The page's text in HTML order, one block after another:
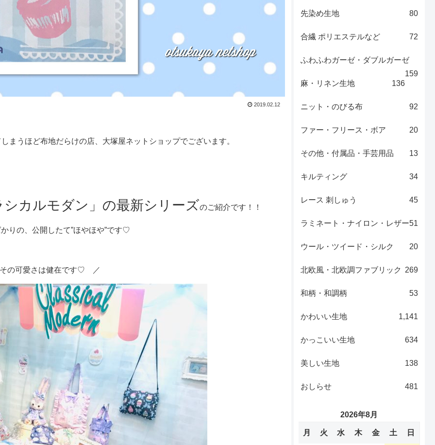
2019.02.12
まうほど布地だらけの店、大塚屋ネットショップでございます。
シカルモダン」の最新シリーズのご紹介です！！
りの、公開したて”ほやほや”です♡
の可愛さは健在です♡ ／
先染め生地 80
合繊 ポリエステルなど 72
ふわふわガーゼ・ダブルガーゼ
159
麻・リネン生地
136
ニット・のびる布 92
ファー・フリース・ボア 20
その他・付属品・手芸用品 13
キルティング 34
レース 刺しゅう 45
ラミネート・ナイロン・レザー51
ウール・ツイード・シルク 20
北欧風・北欧調ファブリック 269
和柄・和調柄 53
かわいい生地 1,141
かっこいい生地 634
美しい生地 138
おしらせ 481
2026年8月
月 火 水 木 金 土 日